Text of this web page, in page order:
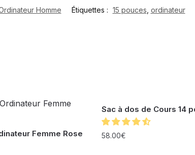
Homme Étiquettes : 15 pouces ordinateur
Femme Rose
Sac à dos de Cours 14
58.00€